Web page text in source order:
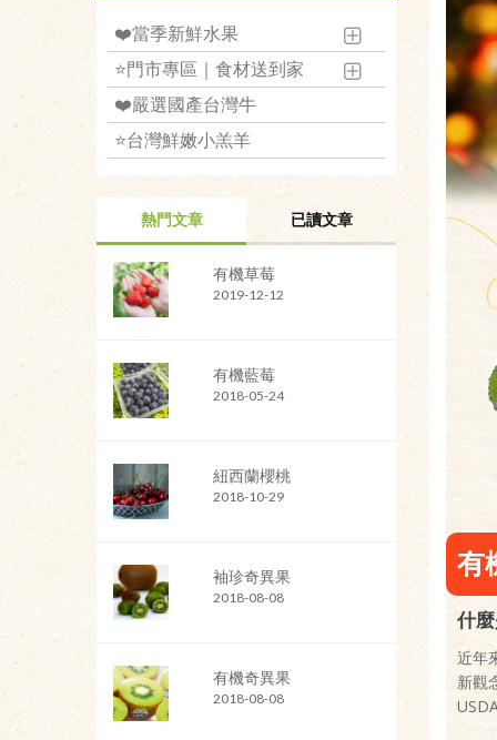
❤️當季新鮮水果
⭐️門市專區｜食材送到家
❤️嚴選國產台灣牛
⭐️台灣鮮嫩小羔羊
熱門文章 已讀文章
有機草莓
2019-12-12
有機藍莓
2018-05-24
紐西蘭櫻桃
2018-10-29
袖珍奇異果
2018-08-08
有機奇異果
2018-08-08
有
什
近年
新觀